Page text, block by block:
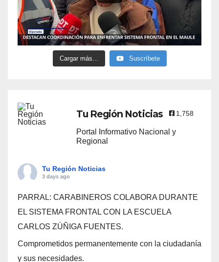
Cargar más... Suscríbete
Tu Región Noticias 1,758
Portal Informativo Nacional y
Regional
Tu Región Noticias
3 days ago
PARRAL: CARABINEROS COLABORA DURANTE
EL SISTEMA FRONTAL CON LA ESCUELA
CARLOS ZÚÑIGA FUENTES.
Comprometidos permanentemente con la ciudadanía
y sus necesidades.